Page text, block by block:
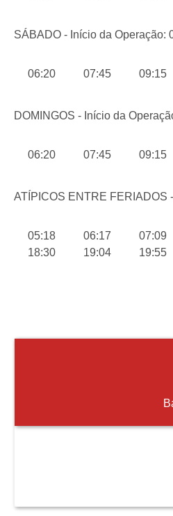
SÁBADO - Início da Operação:
06:20 07:45 09:15
DOMINGOS - Início da
06:20 07:45 09:15
ATÍPICOS ENTRE FERIADOS
05:18 06:17 07:09
18:30
19:04 19:55